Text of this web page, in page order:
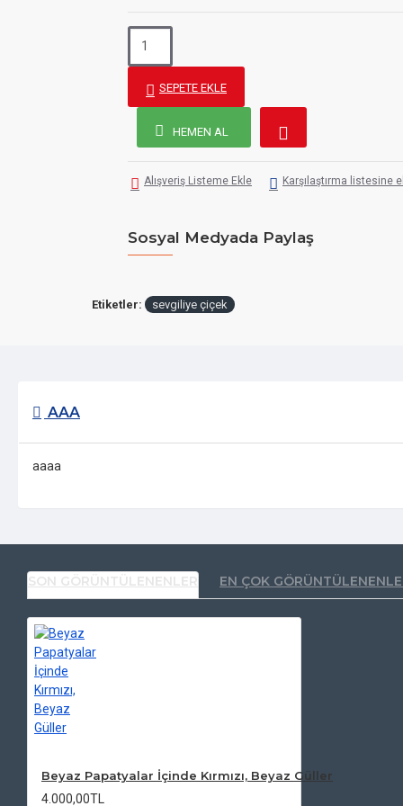
SEPETE EKLE
HEMEN AL
Alışveriş Listeme Ekle Karşılaştırma listesine
Sosyal Medyada Paylaş
Etiketler: sevgiliye çiçek
AAA
aaaa
SON GÖRÜNTÜLENENLER EN ÇOK
Beyaz Papatyalar İçinde Kırmızı, Beyaz Güller
4.000,00TL